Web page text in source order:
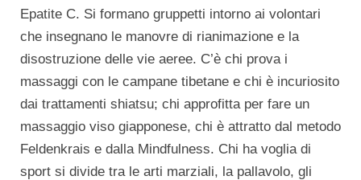
Epatite C. Si formano gruppetti intorno ai volontari
che insegnano le manovre di rianimazione e la
disostruzione delle vie aeree. C’è chi prova i
massaggi con le campane tibetane e chi è incuriosito
dai trattamenti shiatsu; chi approfitta per fare un
massaggio viso giapponese, chi è attratto dal metodo
Feldenkrais e dalla Mindfulness. Chi ha voglia di
sport si divide tra le arti marziali, la pallavolo, gli